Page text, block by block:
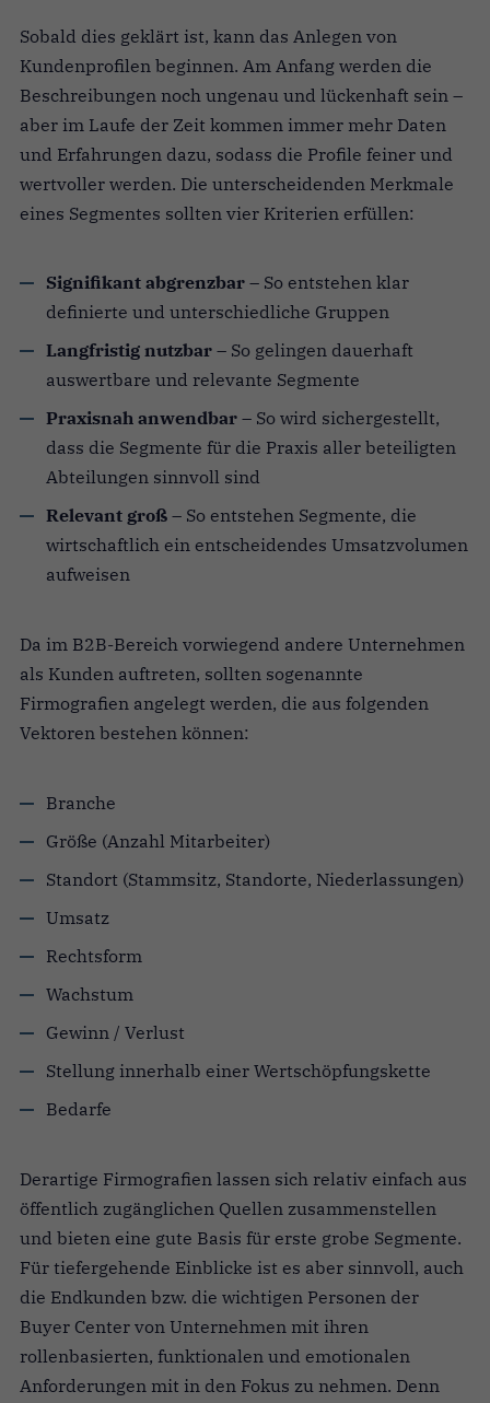
Sobald dies geklärt ist, kann das Anlegen von
Kundenprofilen beginnen. Am Anfang werden die
Beschreibungen noch ungenau und lückenhaft sein –
aber im Laufe der Zeit kommen immer mehr Daten
und Erfahrungen dazu, sodass die Profile feiner und
wertvoller werden. Die unterscheidenden Merkmale
eines Segmentes sollten vier Kriterien erfüllen:
Signifikant abgrenzbar – So entstehen klar
definierte und unterschiedliche Gruppen
Langfristig nutzbar – So gelingen dauerhaft
auswertbare und relevante Segmente
Praxisnah anwendbar – So wird sichergestellt,
dass die Segmente für die Praxis aller beteiligten
Abteilungen sinnvoll sind
Relevant groß – So entstehen Segmente, die
wirtschaftlich ein entscheidendes Umsatzvolumen
aufweisen
Da im B2B-Bereich vorwiegend andere Unternehmen
als Kunden auftreten, sollten sogenannte
Firmografien angelegt werden, die aus folgenden
Vektoren bestehen können:
Branche
Größe (Anzahl Mitarbeiter)
Standort (Stammsitz, Standorte, Niederlassungen)
Umsatz
Rechtsform
Wachstum
Gewinn / Verlust
Stellung innerhalb einer Wertschöpfungskette
Bedarfe
Derartige Firmografien lassen sich relativ einfach aus
öffentlich zugänglichen Quellen zusammenstellen
und bieten eine gute Basis für erste grobe Segmente.
Für tiefergehende Einblicke ist es aber sinnvoll, auch
die Endkunden bzw. die wichtigen Personen der
Buyer Center von Unternehmen mit ihren
rollenbasierten, funktionalen und emotionalen
Anforderungen mit in den Fokus zu nehmen. Denn